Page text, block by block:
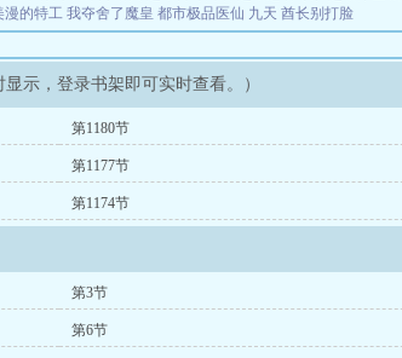
漫的特工 我夺舍了魔皇 都市极品医仙 九天 酋长别打脸
示，登录书架即可实时查看。）
第1180节
第1177节
第1174节
第3节
第6节